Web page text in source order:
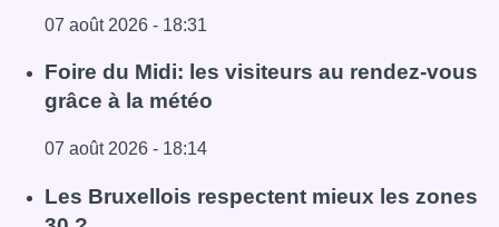
07 août 2026 - 18:31
Lire l'article Pizza Nizar: un coup de pub inattendu grâce
Foire du Midi: les visiteurs au rendez-vous
grâce à la météo
07 août 2026 - 18:14
Lire l'article Foire du Midi: les visiteurs au rendez-vous
Les Bruxellois respectent mieux les zones